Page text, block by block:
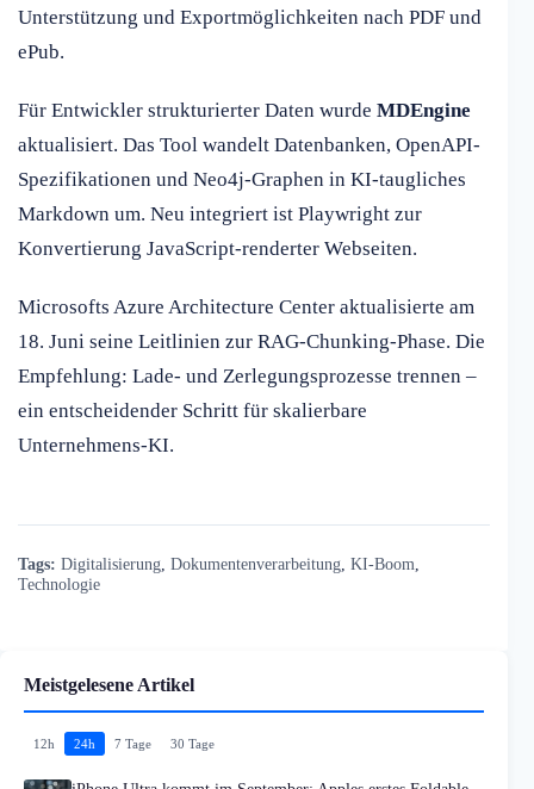
Unterstützung und Exportmöglichkeiten nach PDF und
ePub.
Für Entwickler strukturierter Daten wurde MDEngine
aktualisiert. Das Tool wandelt Datenbanken, OpenAPI-
Spezifikationen und Neo4j-Graphen in KI-taugliches
Markdown um. Neu integriert ist Playwright zur
Konvertierung JavaScript-renderter Webseiten.
Microsofts Azure Architecture Center aktualisierte am
18. Juni seine Leitlinien zur RAG-Chunking-Phase. Die
Empfehlung: Lade- und Zerlegungsprozesse trennen –
ein entscheidender Schritt für skalierbare
Unternehmens-KI.
Tags: Digitalisierung Dokumentenverarbeitung KI-Boom
Technologie
Meistgelesene Artikel
12h 24h 7 Tage 30 Tage